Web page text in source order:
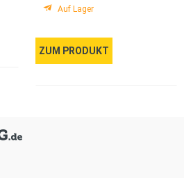
Auf Lager
ZUM PRODUKT